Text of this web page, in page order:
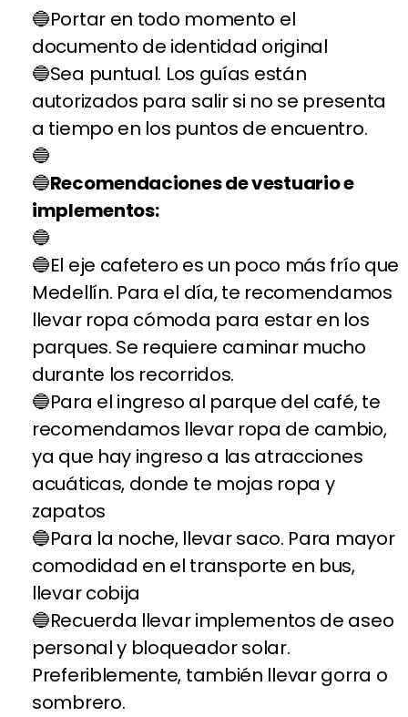
Portar en todo momento el
documento de identidad original
Sea puntual. Los guías están
autorizados para salir si no se presenta
a tiempo en los puntos de encuentro.
Recomendaciones de vestuario e
implementos:
El eje cafetero es un poco más frío que
Medellín. Para el día, te recomendamos
llevar ropa cómoda para estar en los
parques. Se requiere caminar mucho
durante los recorridos.
Para el ingreso al parque del café, te
recomendamos llevar ropa de cambio,
ya que hay ingreso a las atracciones
acuáticas, donde te mojas ropa y
zapatos
Para la noche, llevar saco. Para mayor
comodidad en el transporte en bus,
llevar cobija
Recuerda llevar implementos de aseo
personal y bloqueador solar.
Preferiblemente, también llevar gorra o
sombrero.